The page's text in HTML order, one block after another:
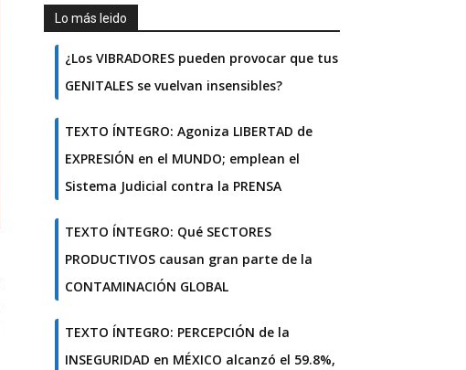
Lo más leido
¿Los VIBRADORES pueden provocar que tus
GENITALES se vuelvan insensibles?
TEXTO ÍNTEGRO: Agoniza LIBERTAD de
EXPRESIÓN en el MUNDO; emplean el
Sistema Judicial contra la PRENSA
TEXTO ÍNTEGRO: Qué SECTORES
PRODUCTIVOS causan gran parte de la
CONTAMINACIÓN GLOBAL
TEXTO ÍNTEGRO: PERCEPCIÓN de la
INSEGURIDAD en MÉXICO alcanzó el 59.8%,